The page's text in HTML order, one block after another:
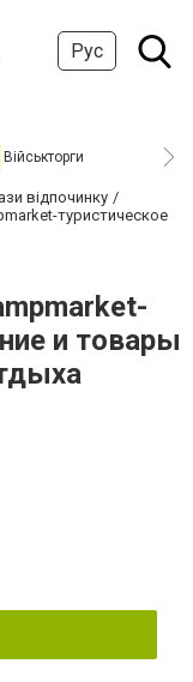
Рус
Військторги
відпочинку
туристическое
и товары